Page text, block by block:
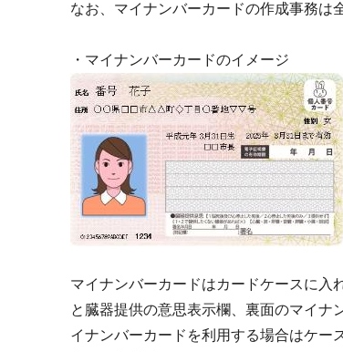
なお、マイナンバーカードの作成事務は
・マイナンバーカードのイメージ
マイナンバーカードはカードケースに入
と臓器提供の意思表示欄、裏面のマイナ
イナンバーカードを利用する場合はケー